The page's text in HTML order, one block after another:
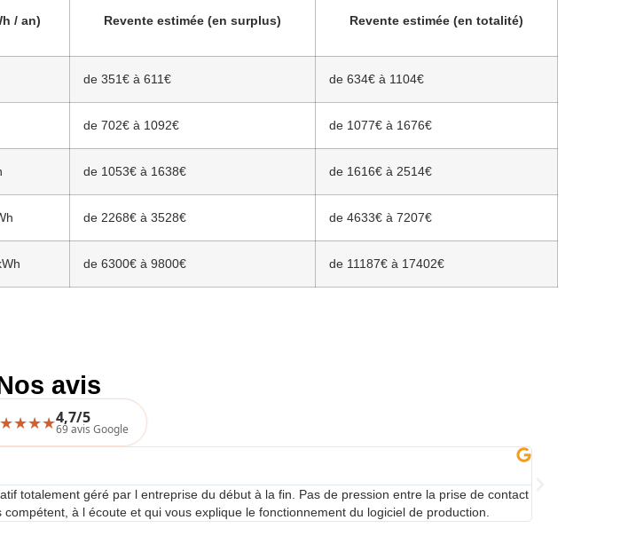
/ an) Revente estimée (en surplus) Revente estimée (en totalité)
de 351€ à 611€ de 634€ à 1104€
de 702€ à 1092€ de 1077€ à 1676€
de 1053€ à 1638€ de 1616€ à 2514€
de 2268€ à 3528€ de 4633€ à 7207€
de 6300€ à 9800€ de 11187€ à 17402€
avis
★★ ★4,7/5
69 avis Google
totalement géré par l entreprise du début à la fin. Pas de pression entre la prise de contact
à l écoute et qui vous explique le fonctionnement du logiciel de production.